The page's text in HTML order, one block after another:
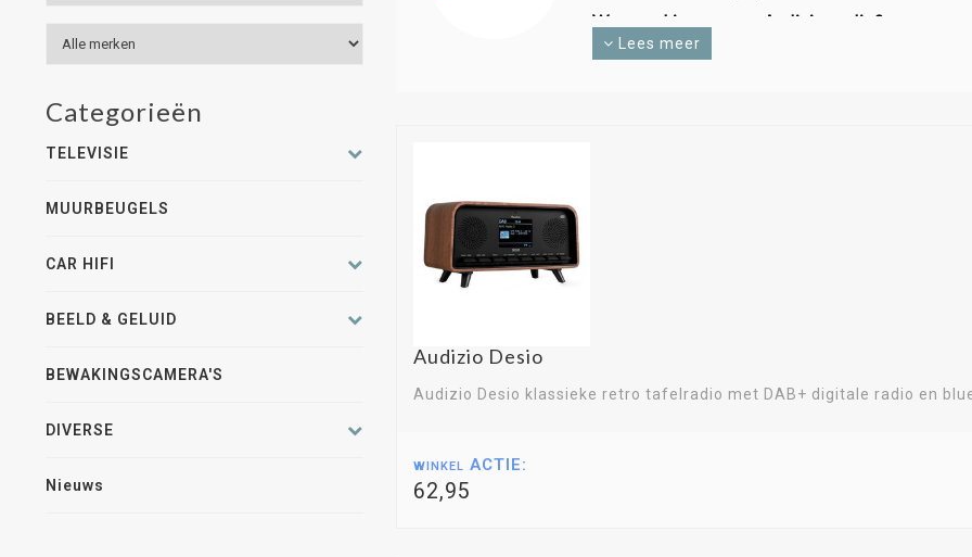
Categorieën
TELEVISIE
MUURBEUGELS
CAR HIFI
BEELD & GELUID
BEWAKINGSCAMERA'S
DIVERSE
Nieuws
Waarom kiezen voor Audizio audio?
Hoogwaardige geluidskwaliteit
Lees meer
Audizio Desio
Audizio Desio klassieke retro tafelradio met DAB+ digitale radio en
winkel ACTIE:
62,95